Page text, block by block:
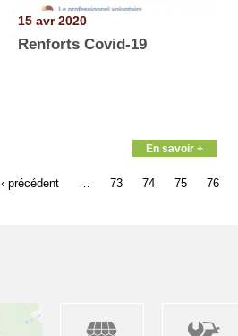
15 avr 2020
Renforts Covid-19
En savoir +
‹ précédent 73 74 75 76